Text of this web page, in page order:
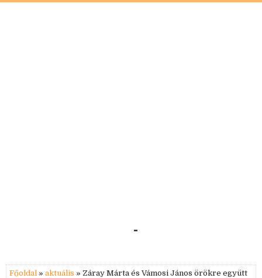
-
Főoldal » aktuális » Záray Márta és Vámosi János örökre együtt